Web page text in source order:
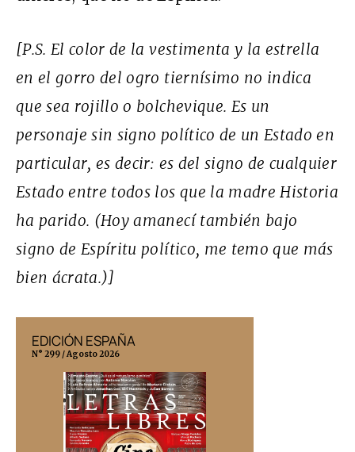
[P.S. El color de la vestimenta y la estrella
en el gorro del ogro tiernísimo no indica
que sea rojillo o bolchevique. Es un
personaje sin signo político de un Estado en
particular, es decir: es del signo de cualquier
Estado entre todos los que la madre Historia
ha parido. (Hoy amanecí también bajo
signo de Espíritu político, me temo que más
bien ácrata.)]
EDICIÓN ESPAÑA
N° 299 / Agosto 2026